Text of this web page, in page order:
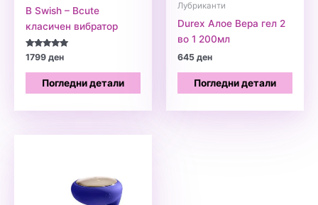
B Swish – Bcute
класичен вибратор
Оценето
5.00
од 5
1799ден
Погледни детали
Лубриканти
Durex Алое Вера гел 2
во 1 200мл
645ден
Погледни детали